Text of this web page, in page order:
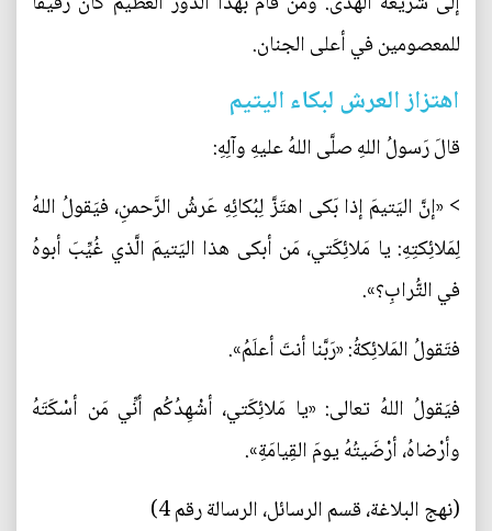
للمعصومين في أعلى الجنان.
اهتزاز العرش لبكاء اليتيم
قالَ رَسولُ اللهِ صلَّى اللهُ عليهِ وآلِهِ:
> «إنَّ اليَتيمَ إذا بَكى اهتَزَّ لِبُكائِهِ عَرشُ الرَّحمنِ، فيَقولُ اللهُ
لِمَلائِكتِهِ: يا مَلائِكَتي، مَن أبكى هذا اليَتيمَ الَّذي غُيِّبَ أبوهُ
في التُّرابِ؟».
فتَقولُ المَلائِكةُ: «رَبَّنا أنتَ أعلَمُ».
فيَقولُ اللهُ تعالى: «يا مَلائِكَتي، أشْهِدُكُم أنِّي مَن أسْكَتَهُ
وأرْضاهُ، أرْضَيتُهُ يومَ القِيامَةِ».
(نهج البلاغة، قسم الرسائل، الرسالة رقم 4)